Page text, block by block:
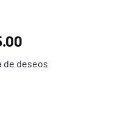
actual
de deseos